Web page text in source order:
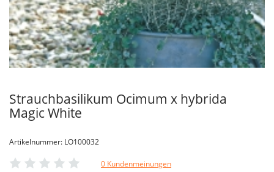
Strauchbasilikum Ocimum x hybrida
Magic White
Artikelnummer: LO100032
0 Kundenmeinungen